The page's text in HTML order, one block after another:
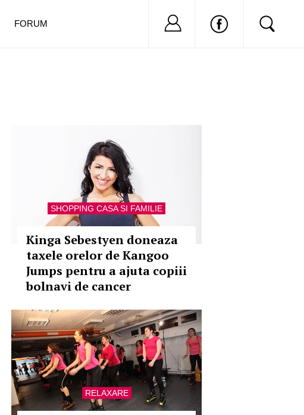
SHOPPING CASA SI FAMILIE
Kinga Sebestyen doneaza
taxele orelor de Kangoo
Jumps pentru a ajuta copiii
bolnavi de cancer
RELAXARE
FORUM Nu ai cont?